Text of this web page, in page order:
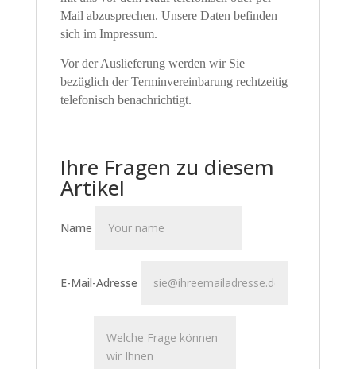
Mail abzusprechen. Unsere Daten befinden
sich im Impressum.
Vor der Auslieferung werden wir Sie
bezüglich der Terminvereinbarung rechtzeitig
telefonisch benachrichtigt.
Ihre Fragen zu diesem
Artikel
Name
E-Mail-Adresse